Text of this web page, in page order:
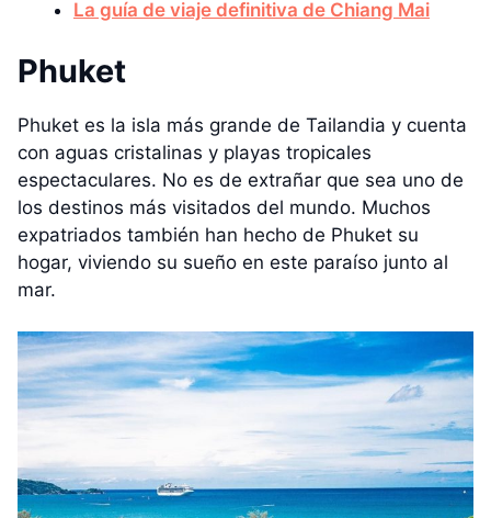
La guía de viaje definitiva de Chiang Mai
Phuket
Phuket es la isla más grande de Tailandia y cuenta
con aguas cristalinas y playas tropicales
espectaculares. No es de extrañar que sea uno de
los destinos más visitados del mundo. Muchos
expatriados también han hecho de Phuket su
hogar, viviendo su sueño en este paraíso junto al
mar.